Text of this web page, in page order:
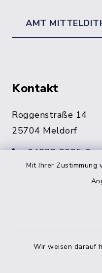
Mit Ihrer Zustimmung
Wir weisen darauf
AMT
Kontakt
Roggenstraße 14
25704 Meldorf
04832 6065-0
04832 6065-215